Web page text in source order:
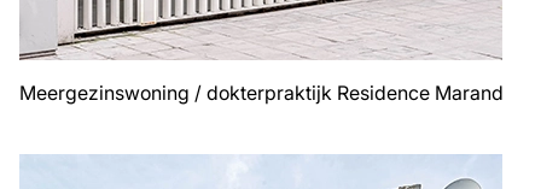
Meergezinswoning / dokterpraktijk Residence Marand